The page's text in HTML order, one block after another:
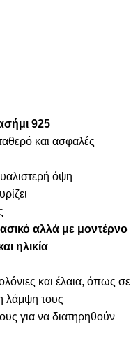
925
και ασφαλές
όψη
αλλά με μοντέρνο
ηλικία
και έλαια, όπως σε
λάμψη τους
για να διατηρηθούν